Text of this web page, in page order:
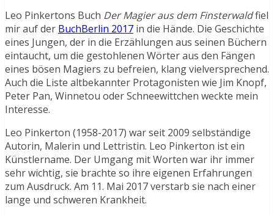
Leo Pinkertons Buch Der Magier aus dem Finsterwaldfiel
mir auf der BuchBerlin 2017 in die Hände. Die Geschichte
eines Jungen, der in die Erzählungen aus seinen Büchern
eintaucht, um die gestohlenen Wörter aus den Fängen
eines bösen Magiers zu befreien, klang vielversprechend.
Auch die Liste altbekannter Protagonisten wie Jim Knopf,
Peter Pan, Winnetou oder Schneewittchen weckte mein
Interesse.
Leo Pinkerton (1958-2017) war seit 2009 selbständige
Autorin, Malerin und Lettristin. Leo Pinkerton ist ein
Künstlername. Der Umgang mit Worten war ihr immer
sehr wichtig, sie brachte so ihre eigenen Erfahrungen
zum Ausdruck. Am 11. Mai 2017 verstarb sie nach einer
lange und schweren Krankheit.